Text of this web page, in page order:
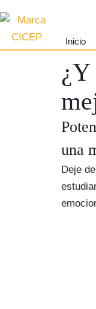
Saltar
al
Inicio
¿Y
una
Deje